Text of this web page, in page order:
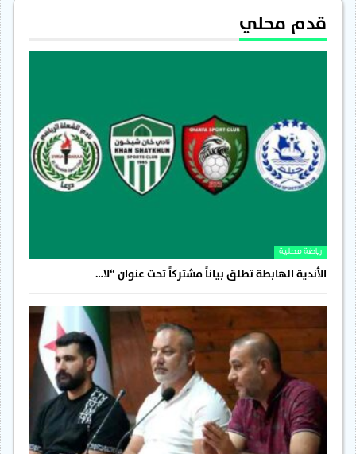
قدم محلي
رياضة محلية
الأندية الهابطة تطلق بياناً مشتركاً تحت عنوان “لا…